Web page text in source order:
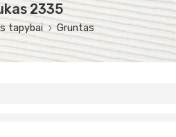
2335
tapybai Gruntas